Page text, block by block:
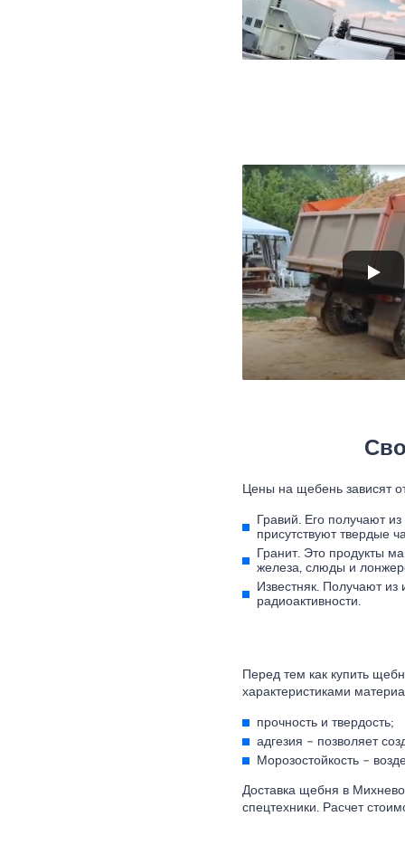
Цены на щебень зависят
Гравий. Его получают
присутствуют твердые
Гранит. Это продукты
железа, слюды и
Известняк. Получают
радиоактивности.
Перед тем как купить
характеристиками
прочность и твердость;
адгезия – позволяет
Морозостойкость –
Доставка щебня в
спецтехники. Расчет